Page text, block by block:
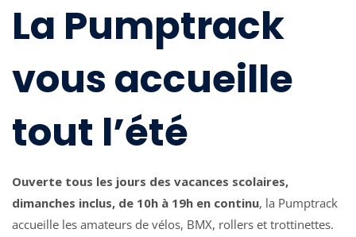
La Pumptrack
vous accueille
tout l’été
Ouverte tous les jours des vacances scolaires,
dimanches inclus, de 10h à 19h en continu, la Pumptrack
accueille les amateurs de vélos, BMX, rollers et trottinettes.